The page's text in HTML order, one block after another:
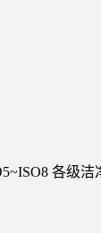
各级